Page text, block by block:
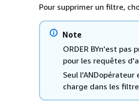
Pour supprimer un filtre,
Note
ORDER BYn'est pas
pour les requêtes
Seul l'ANDopérateur
charge dans les